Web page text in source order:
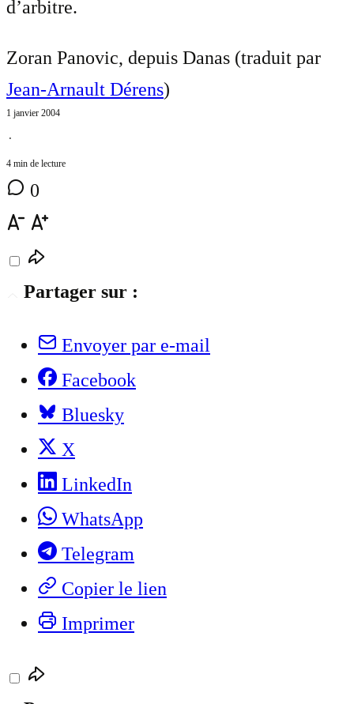
d’arbitre.
Zoran Panovic, depuis Danas (traduit par
Jean-Arnault Dérens)
1 janvier 2004
⋅
4 min de lecture
0
Partager sur :
Envoyer par e-mail
Facebook
Bluesky
X
LinkedIn
WhatsApp
Telegram
Copier le lien
Imprimer